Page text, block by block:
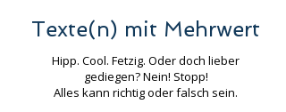
Texte(n) mit Mehrwert
Hipp. Cool. Fetzig. Oder doch lieber
gediegen? Nein! Stopp!
Alles kann richtig oder falsch sein.